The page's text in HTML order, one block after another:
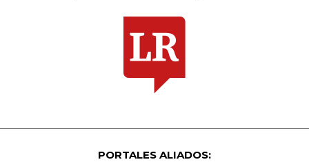
PORTALES ALIADOS: